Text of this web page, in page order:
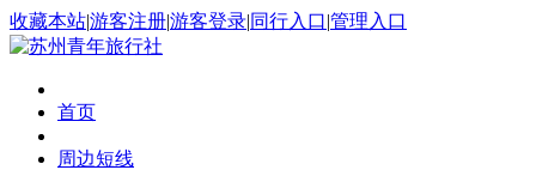
收藏本站|游客注册|游客登录|同行入口|管理入口
首页
周边短线